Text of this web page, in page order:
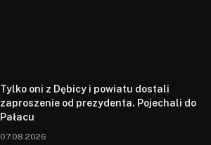
Tylko oni z Dębicy i powiatu dostali
zaproszenie od prezydenta. Pojechali do
Pałacu
07.08.2026